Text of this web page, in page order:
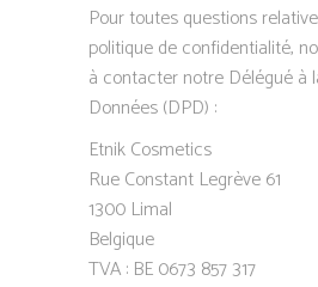
Pour toutes questions
politique de confidentialité,
à contacter notre Délégué à
Données (DPD) :
Etnik Cosmetics
Rue Constant Legrève 61
1300 Limal
Belgique
TVA : BE 0673 857 317